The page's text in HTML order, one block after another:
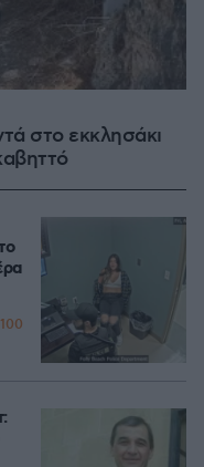
στο εκκλησάκι
100